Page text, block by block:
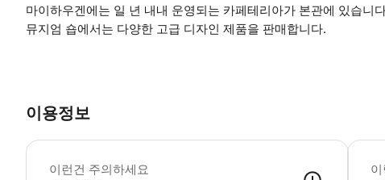
마이하우겐에는 일 년 내내 운영되는 카페테리아가 본관에 있습니
뮤지엄 숍에서는 다양한 고급 디자인 제품을 판매합니다.
이용정보
이런건 주의하세요